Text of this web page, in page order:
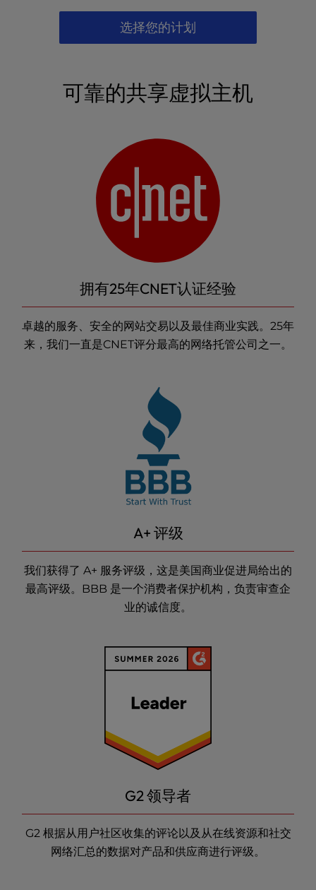
选择您的计划
可靠的共享虚拟主机
拥有25年CNET认证经验
卓越的服务、安全的网站交易以及最佳商业实践。25年
来，我们一直是CNET评分最高的网络托管公司之一。
A+ 评级
我们获得了 A+ 服务评级，这是美国商业促进局给出的
最高评级。BBB 是一个消费者保护机构，负责审查企
业的诚信度。
G2 领导者
G2 根据从用户社区收集的评论以及从在线资源和社交
网络汇总的数据对产品和供应商进行评级。